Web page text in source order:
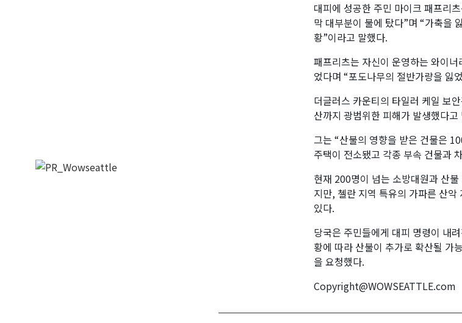
대피에 성공한 주민 마이크 패프리
막 대부분이 불에 탔다”며 “가축을
황”이라고 말했다.
패프리츠는 자신이 운영하는 와이
었다며 “포도나무의 절반가량을 잃
더글러스 카운티의 타일러 케일 보
산까지 광범위한 피해가 발생했다고
그는 “산불의 영향을 받은 건물은
주택이 전소됐고 각종 부속 건물과
현재 200명이 넘는 소방대원과 산
지만, 첼란 지역 특유의 가파른 산
있다.
당국은 주민들에게 대피 명령이 내
황에 따라 산불이 추가로 확산될 가
을 요청했다.
Copyright@WOWSEATTLE.com